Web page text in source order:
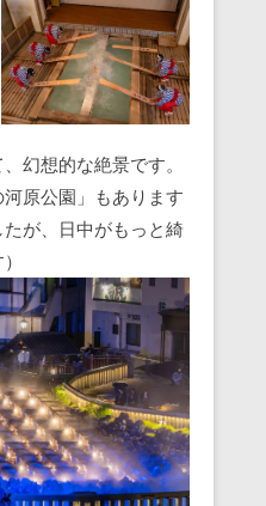
幻想的な絶景です。
原公園」もあります
たが、日中がもっと綺